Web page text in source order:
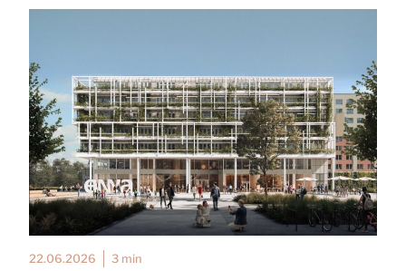
22.06.2026 3 min